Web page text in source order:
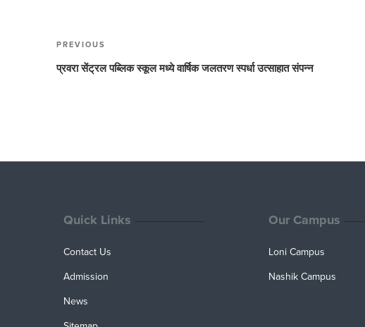
Post
navigation
Previous
Post
PREVIOUS
प्रवरा सेंट्रल पब्लिक स्कूल मध्ये वार्षिक जलतरण स्पर्धा उत्साहात संपन्न
Quick Links
Contact Us
Admission
News
Our Campus
Loni Campus
Nashik Campus